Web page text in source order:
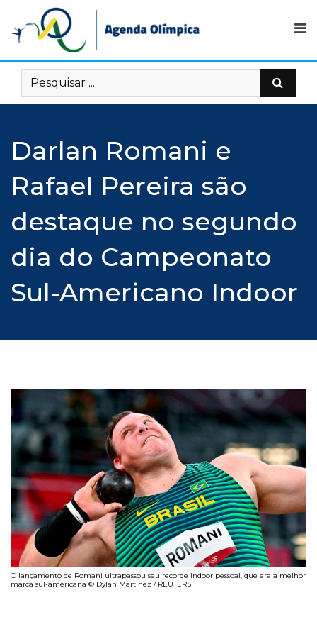
content
Darlan Romani e
Rafael Pereira são
destaque no segundo
dia do Campeonato
Sul-Americano Indoor
O lançamento de Romani ultrapassou seu recorde indoor pessoal, que era a melhor
marca sul-americana © Dylan Martinez / REUTERS